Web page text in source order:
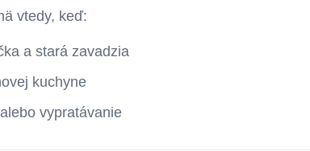
vtedy, keď:
a stará zavadzia
kuchyne
vypratávanie